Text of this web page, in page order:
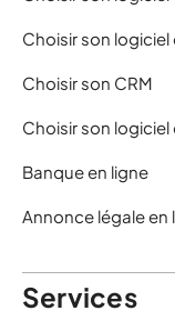
Choisir son
Choisir son CRM
Choisir son
Banque en ligne
Annonce légale en
Services